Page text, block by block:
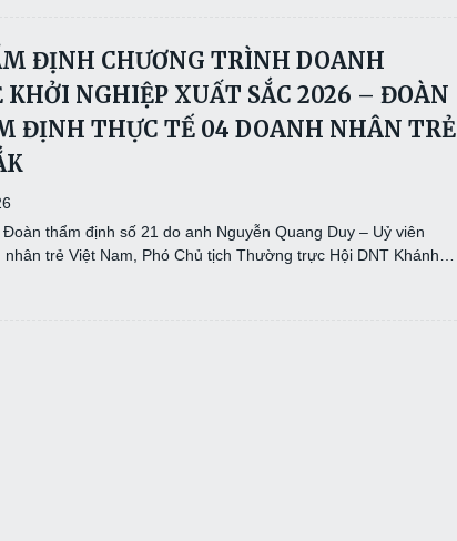
ĐỊNH CHƯƠNG TRÌNH DOANH
KHỞI NGHIỆP XUẤT SẮC 2026 – ĐOÀN
ĐỊNH THỰC TẾ 04 DOANH NHÂN TRẺ
thẩm định số 21 do anh Nguyễn Quang Duy – Uỷ viên
nhân trẻ Việt Nam, Phó Chủ tịch Thường trực Hội DNT Khánh…